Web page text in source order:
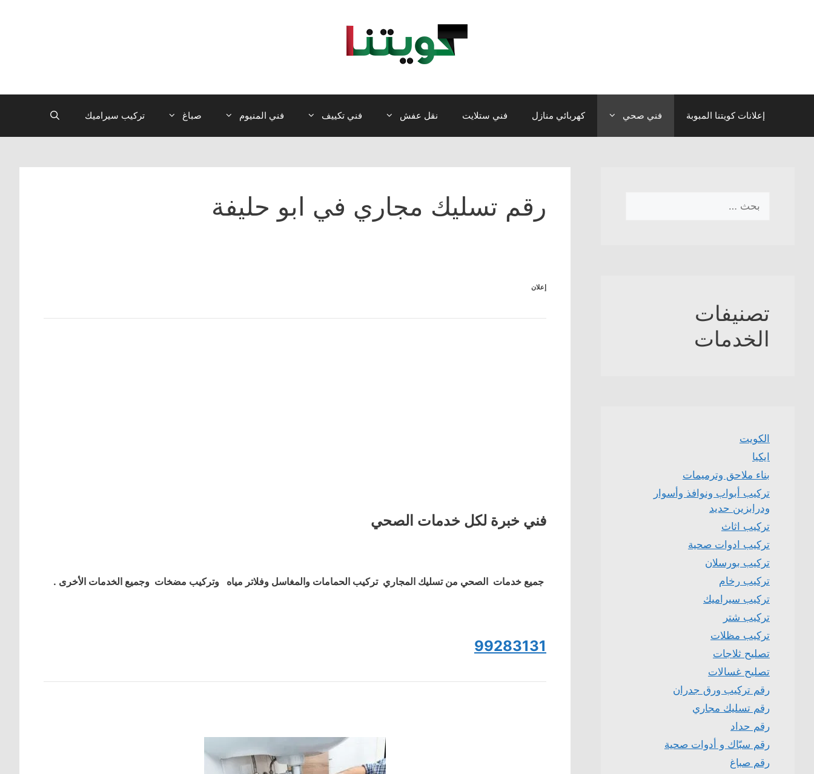
إعلانات كويتنا المبوبة فني صحي كهربائي منازل فني ستلايت نقل عفش فني تكييف فني المنيوم صباغ تركيب سيراميك
رقم تسليك مجاري في ابو حليفة
إعلان
فني خبرة لكل خدمات الصحي
جميع خدمات الصحي من تسليك المجاري تركيب الحمامات والمغاسل وفلاتر مياه وتركيب مضخات وجميع الخدمات الأخرى .
99283131
عن:
تصنيفات
الخدمات
الكويت
ايكيا
بناء ملاحق وترميمات
تركيب أبواب ونوافذ وأسوار
ودرابزين حديد
تركيب اثاث
تركيب ادوات صحية
تركيب بورسلان
تركيب رخام
تركيب سيراميك
تركيب شتر
تركيب مظلات
تصليح ثلاجات
تصليح غسالات
رقم تركيب ورق جدران
رقم تسليك مجاري
رقم حداد
رقم سبّاك و أدوات صحية
رقم صباغ